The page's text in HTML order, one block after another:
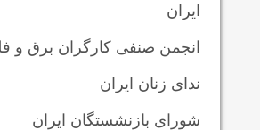
ایران
انجمن صنفی کارگران برق و
ندای زنان ایران
شورای بازنشستگان ایران